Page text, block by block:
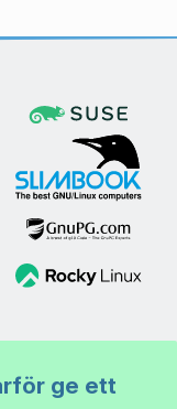
ge ett